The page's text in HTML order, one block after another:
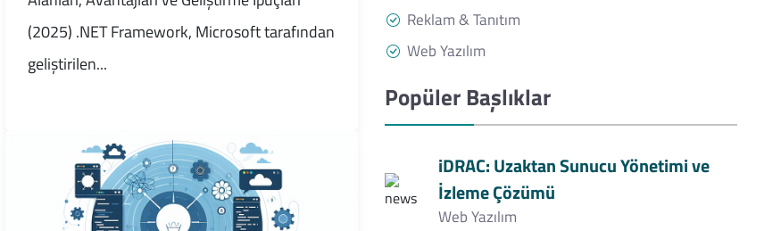
(2025) .NET Framework, Microsoft tarafından
geliştirilen...
Reklam & Tanıtım
Web Yazılım
Popüler Başlıklar
iDRAC: Uzaktan Sunucu Yönetimi ve
İzleme Çözümü
Web Yazılım